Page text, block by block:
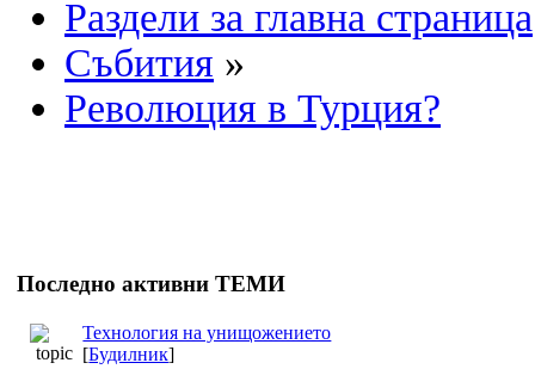
Раздели за главна страница
Събития »
Революция в Турция?
Последно активни ТЕМИ
Технология на унищожението
[Будилник]